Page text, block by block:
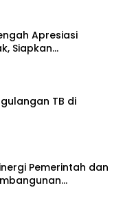
Apresiasi
Siapkan
PT GGP
TB di
Pemerintah dan